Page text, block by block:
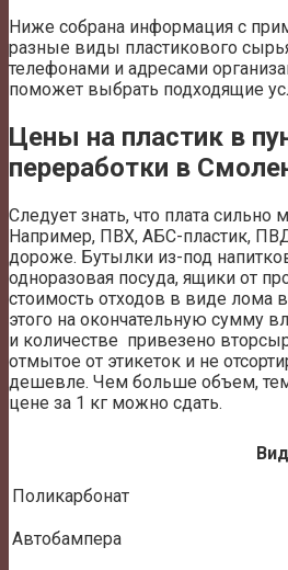
Ниже собрана информация с
разные виды пластикового
телефонами и адресами
поможет выбрать подходящие
Цены на пластик в
переработки в
Следует знать, что плата сильно
Например, ПВХ, АБС-пластик,
дороже. Бутылки из-под
одноразовая посуда, ящики от
стоимость отходов в виде лома
этого на окончательную сумму
и количестве привезено
отмытое от этикеток и не
дешевле. Чем больше объем,
цене за 1 кг можно сдать.
Поликарбонат
Автобампера